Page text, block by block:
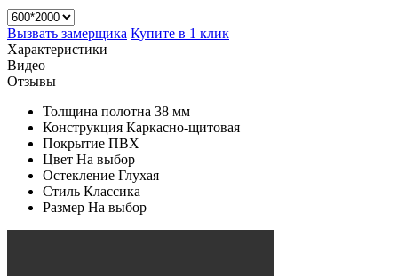
Вызвать замерщика Купите в 1 клик
Характеристики
Видео
Отзывы
Толщина полотна 38 мм
Конструкция Каркасно-щитовая
Покрытие ПВХ
Цвет На выбор
Остекление Глухая
Стиль Классика
Размер На выбор